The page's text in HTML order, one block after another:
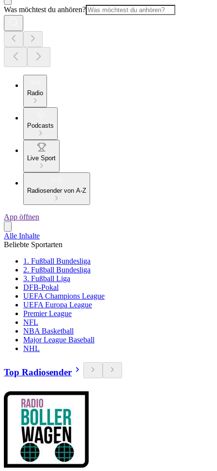
Was möchtest du anhören?
Radio
Podcasts
Live Sport
Radiosender von A-Z
App öffnen
Alle Inhalte
Beliebte Sportarten
1. Fußball Bundesliga
2. Fußball Bundesliga
3. Fußball Liga
DFB-Pokal
UEFA Champions League
UEFA Europa League
Premier League
NFL
NBA Basketball
Major League Baseball
NHL
Top Radiosender